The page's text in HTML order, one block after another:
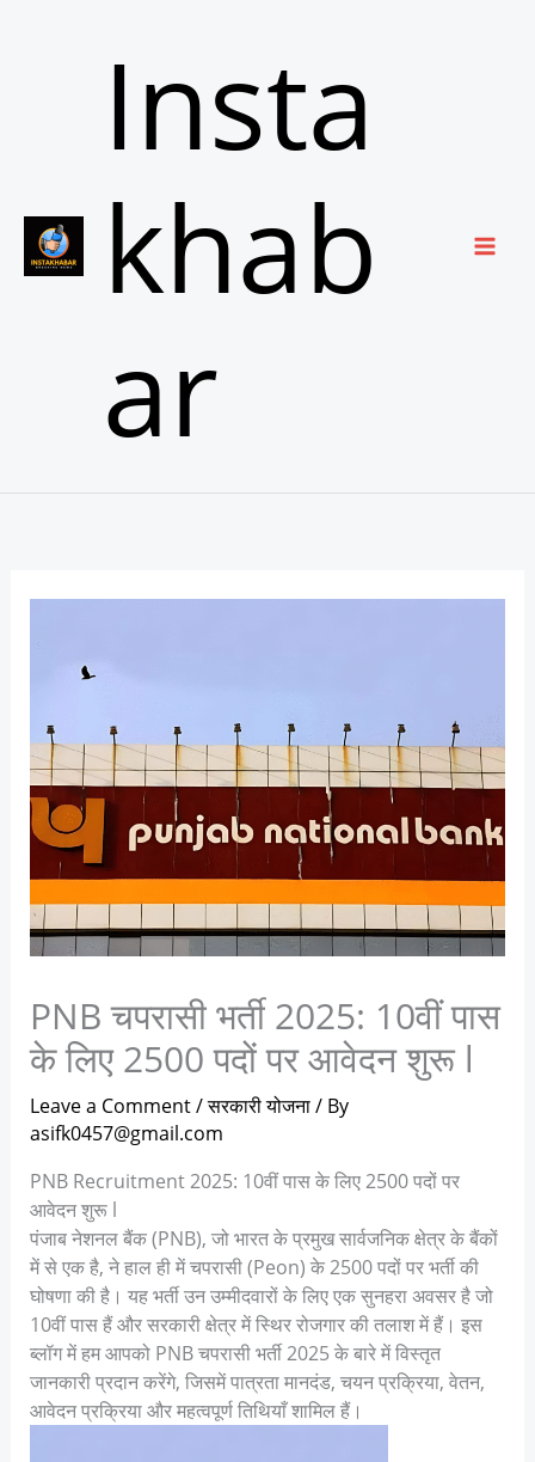
Insta
khab
ar
PNB चपरासी भर्ती 2025: 10वीं पास
के लिए 2500 पदों पर आवेदन शुरू l
Leave a Comment/सरकारी योजना/ By
asifk0457@gmail.com
PNB Recruitment 2025: 10वीं पास के लिए 2500 पदों पर
आवेदन शुरू l
पंजाब नेशनल बैंक (PNB), जो भारत के प्रमुख सार्वजनिक क्षेत्र के बैंकों
में से एक है, ने हाल ही में चपरासी (Peon) के 2500 पदों पर भर्ती की
घोषणा की है। यह भर्ती उन उम्मीदवारों के लिए एक सुनहरा अवसर है जो
10वीं पास हैं और सरकारी क्षेत्र में स्थिर रोजगार की तलाश में हैं। इस
ब्लॉग में हम आपको PNB चपरासी भर्ती 2025 के बारे में विस्तृत
जानकारी प्रदान करेंगे, जिसमें पात्रता मानदंड, चयन प्रक्रिया, वेतन,
आवेदन प्रक्रिया और महत्वपूर्ण तिथियाँ शामिल हैं।